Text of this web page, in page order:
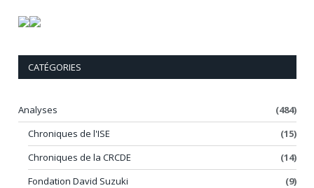
CATÉGORIES
Analyses
(484)
Chroniques de l'ISE
(15)
Chroniques de la CRCDE
(14)
Fondation David Suzuki
(9)